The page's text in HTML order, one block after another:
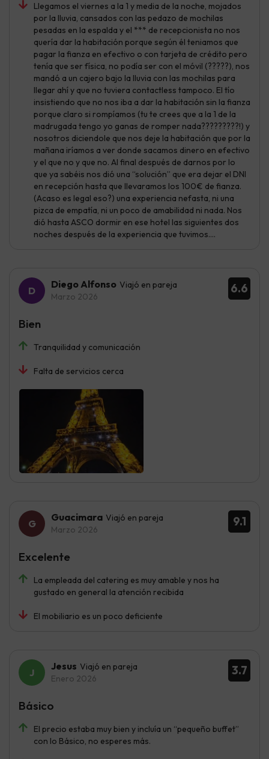
Llegamos el viernes a la 1 y media de la noche, mojados
por la lluvia, cansados con las pedazo de mochilas
pesadas en la espalda y el *** de recepcionista no nos
quería dar la habitación porque según él teniamos que
pagar la fianza en efectivo o con tarjeta de crédito pero
tenía que ser física, no podía ser con el móvil (?????), nos
mandó a un cajero bajo la lluvia con las mochilas para
llegar ahí y que no tuviera contactless tampoco. El tío
insistiendo que no nos iba a dar la habitación sin la fianza
porque claro si rompíamos (tu te crees que a la 1 de la
madrugada tengo yo ganas de romper nada?????????!) y
nosotros diciendole que nos deje la habitación que por la
mañana iríamos a ver donde sacamos dinero en efectivo
y el que no y que no. Al final después de darnos por lo
que ya sabéis nos dió una “solución” que era dejar el DNI
en recepción hasta que llevaramos los 100€ de fianza.
(Acaso es legal eso?) una experiencia nefasta, ni una
pizca de empatía, ni un poco de amabilidad ni nada. Nos
dió hasta ASCO dormir en ese hotel las siguientes dos
noches después de la experiencia que tuvimos….
6.6
Diego Alfonso Viajó en pareja
Marzo 2026
Tranquilidad y comunicación
Falta de servicios cerca
Bien
9.1
Guacimara Viajó en pareja
Marzo 2026
La empleada del catering es muy amable y nos ha
gustado en general la atención recibida
El mobiliario es un poco deficiente
Excelente
3.7
Jesus Viajó en pareja
Enero 2026
El precio estaba muy bien y incluía un “pequeño buffet”
con lo Básico, no esperes más.
Básico